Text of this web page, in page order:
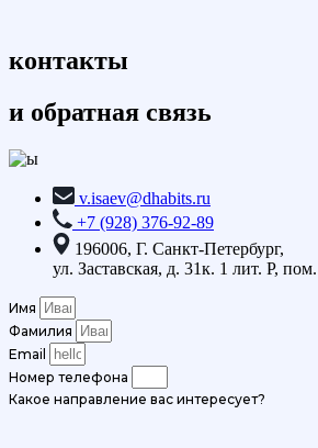
контакты
и обратная связь
v.isaev@dhabits.ru
+7 (928) 376-92-89
196006, Г. Санкт-Петербург,
ул. Заставская, д. 31к. 1 лит. Р,
Имя
Фамилия
Email
Номер телефона
Какое направление вас интересует?